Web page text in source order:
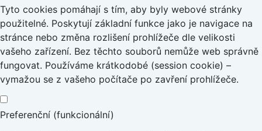
Tyto cookies pomáhají s tím, aby byly webové stránky
použitelné. Poskytují základní funkce jako je navigace na
stránce nebo změna rozlišení prohlížeče dle velikosti
vašeho zařízení. Bez těchto souborů nemůže web správně
fungovat. Používáme krátkodobé (session cookie) –
vymažou se z vašeho počítače po zavření prohlížeče.
Preferenční (funkcionální)